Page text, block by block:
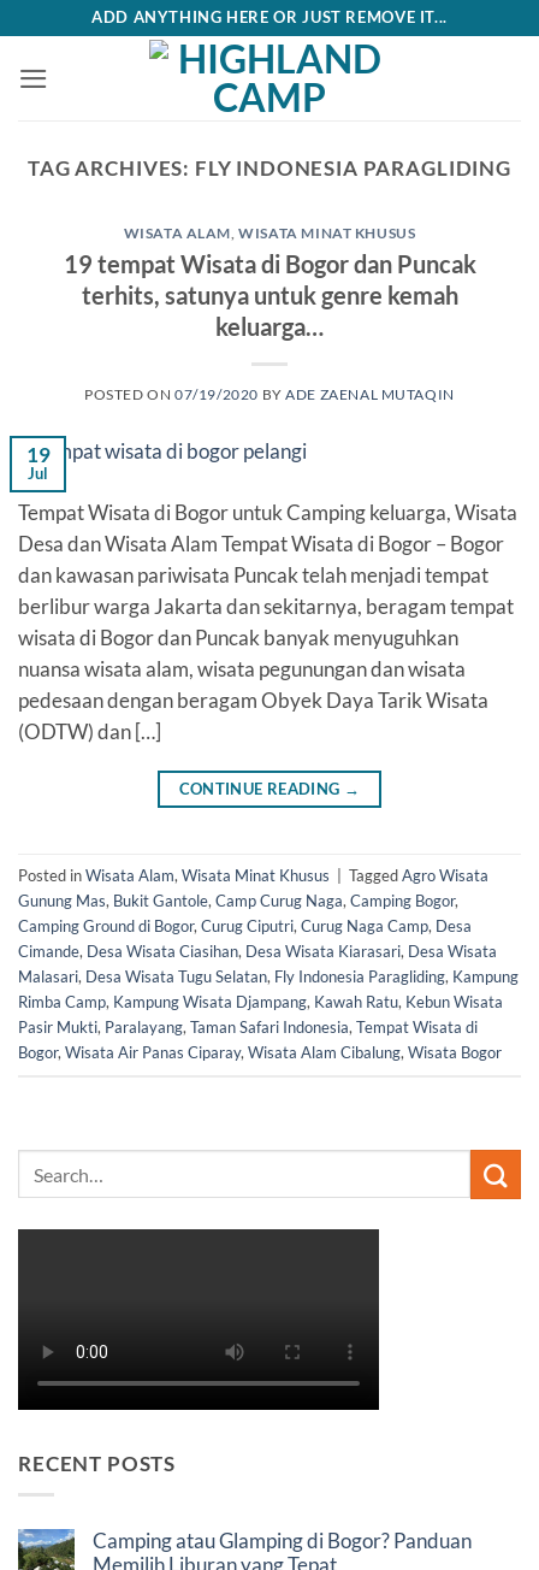
content
ADD ANYTHING HERE OR JUST REMOVE IT...
TAG ARCHIVES: FLY INDONESIA PARAGLIDING
WISATA ALAM,WISATA MINAT KHUSUS
19 tempat Wisata di Bogor dan Puncak
terhits, satunya untuk genre kemah
keluarga…
POSTED ON07/19/2020 BYADE ZAENAL MUTAQIN
19
Jul
Tempat Wisata di Bogor untuk Camping keluarga, Wisata
Desa dan Wisata Alam Tempat Wisata di Bogor – Bogor
dan kawasan pariwisata Puncak telah menjadi tempat
berlibur warga Jakarta dan sekitarnya, beragam tempat
wisata di Bogor dan Puncak banyak menyuguhkan
nuansa wisata alam, wisata pegunungan dan wisata
pedesaan dengan beragam Obyek Daya Tarik Wisata
(ODTW) dan […]
CONTINUE READING →
Posted inWisata Alam, Wisata Minat Khusus TaggedAgro Wisata
Gunung Mas, Bukit Gantole, Camp Curug Naga, Camping Bogor,
Camping Ground di Bogor, Curug Ciputri, Curug Naga Camp, Desa
Cimande, Desa Wisata Ciasihan, Desa Wisata Kiarasari, Desa Wisata
Malasari, Desa Wisata Tugu Selatan, Fly Indonesia Paragliding, Kampung
Rimba Camp, Kampung Wisata Djampang, Kawah Ratu, Kebun Wisata
Pasir Mukti, Paralayang, Taman Safari Indonesia, Tempat Wisata di
Bogor, Wisata Air Panas Ciparay, Wisata Alam Cibalung, Wisata Bogor
RECENT POSTS
Camping atau Glamping di Bogor? Panduan
Memilih Liburan yang Tepat